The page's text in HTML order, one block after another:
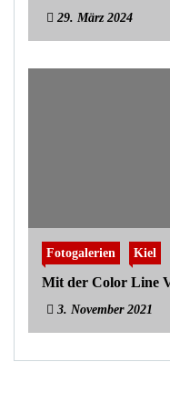
29. März 2024
Fotogalerien Kiel
Mit der Color Line
3. November 2021